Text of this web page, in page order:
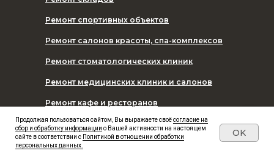
Ремонт спортивных объектов
Ремонт салонов красоты, спа-комплексов
Ремонт стоматологических клиник
Ремонт медицинских клиник и салонов
Ремонт кафе и ресторанов
Капитальный ремонт торговых центров
Продолжая пользоваться сайтом, Вы выражаете своёсогласие на
сбор и обработку информации о Вашей активности на настоящем
сайте в соответствии с Политикой в отношении обработки
персональных данных.
OK